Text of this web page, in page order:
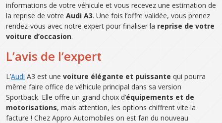
informations de votre véhicule et vous recevez une estimation de
la reprise de votre Audi A3. Une fois l’offre validée, vous prenez
rendez-vous avec notre expert pour finaliser la reprise de votre
voiture d’occasion.
L’avis de l’expert
L’Audi A3 est une voiture élégante et puissante qui pourra
même faire office de véhicule principal dans sa version
Sportback. Elle offre un grand choix d’équipements et de
motorisations, mais attention, les options chiffrent vite la
facture ! Chez Appro Automobiles on est fan du nouveau